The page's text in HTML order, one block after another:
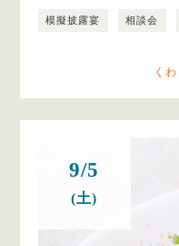
模擬披露宴 相談会
く
9/5
(土)